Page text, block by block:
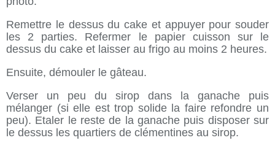
Remettre le dessus du cake et appuyer pour souder
les 2 parties. Refermer le papier cuisson sur le
dessus du cake et laisser au frigo au moins 2 heures.
Ensuite, démouler le gâteau.
Verser un peu du sirop dans la ganache puis
mélanger (si elle est trop solide la faire refondre un
peu). Etaler le reste de la ganache puis disposer sur
le dessus les quartiers de clémentines au sirop.